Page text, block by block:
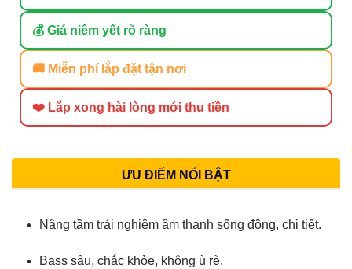
💰 Giá niêm yết rõ ràng
🚚 Miễn phí lắp đặt tận nơi
❤️ Lắp xong hài lòng mới thu tiền
ƯU ĐIỂM NỔI BẬT
Nâng tầm trải nghiệm âm thanh sống động, chi tiết.
Bass sâu, chắc khỏe, không ù rè.